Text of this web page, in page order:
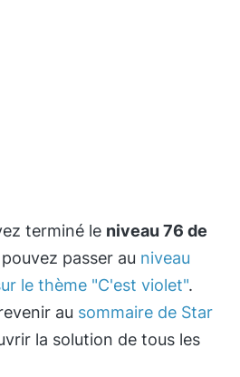
terminé le niveau 76 de
passer au niveau
le thème "C'est violet".
au sommaire de Star
la solution de tous les